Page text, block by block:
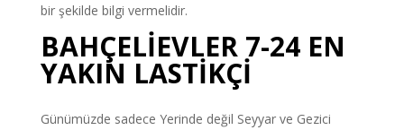
bir şekilde bilgi vermelidir.
BAHÇELİEVLER 7-24 EN
YAKIN LASTİKÇİ
Günümüzde sadece Yerinde değil Seyyar ve Gezici